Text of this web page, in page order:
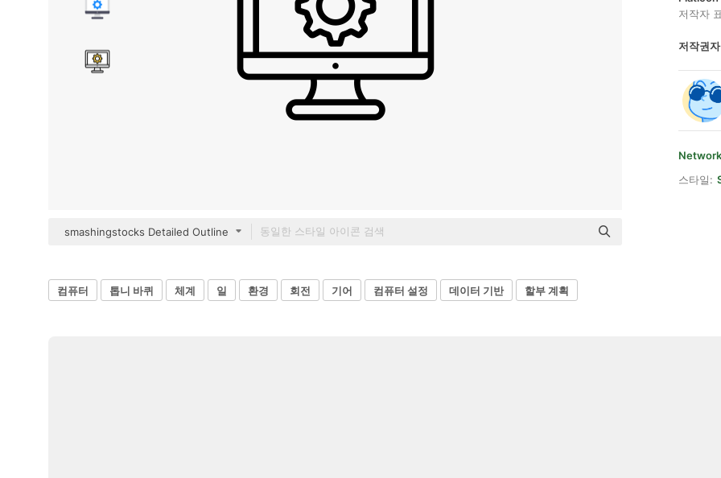
smashingstocks Detailed Outline
저작자
저작권
스타일:
컴퓨터 톱니 바퀴 체계 일 환경 회전 기어 컴퓨터 설정 데이터 기반 할부 계획